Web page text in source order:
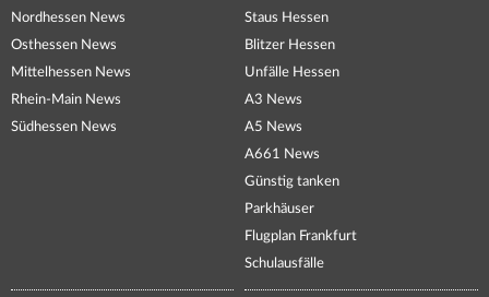
Nordhessen News
Osthessen News
Mittelhessen News
Rhein-Main News
Südhessen News
Staus Hessen
Blitzer Hessen
Unfälle Hessen
A3 News
A5 News
A661 News
Günstig tanken
Parkhäuser
Flugplan Frankfurt
Schulausfälle